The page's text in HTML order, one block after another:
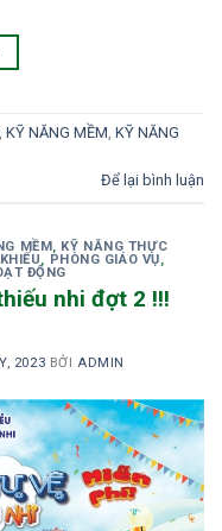
, KỸ NĂNG MỀM, KỸ NĂNG
Để lại bình luận
MỀM, KỸ NĂNG THỰC
, PHÒNG GIÁO VỤ,
ĐỘNG
nhi đợt 2 !!!
2023 BỞI ADMIN